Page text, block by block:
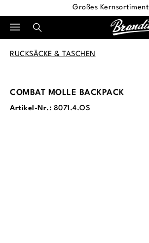
Großes Kernsortiment
RUCKSÄCKE & TASCHEN
COMBAT MOLLE BACKPACK
Artikel-Nr.: 8071.4.OS